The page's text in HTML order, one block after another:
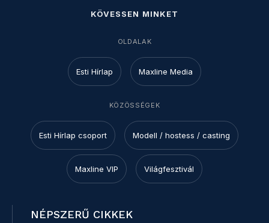
KÖVESSEN MINKET
OLDALAK
Esti Hírlap Maxline Media
KÖZÖSSÉGEK
Esti Hírlap csoport Modell / hostess / casting
Maxline VIP Világfesztivál
NÉPSZERŰ CIKKEK